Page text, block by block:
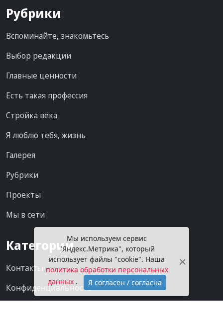
Рубрики
Вспоминайте, знакомьтесь
Выбор редакции
Главные ценности
Есть такая профессия
Стройка века
Я люблю тебя, жизнь
Галерея
Рубрики
Проекты
Мы в сети
Категории
Контакты
Конфиденциальность
Мы используем сервис
"Яндекс.Метрика", который
использует файлы "cookie". Наша
политика обработки персональных
данных . Я согласен / согласна